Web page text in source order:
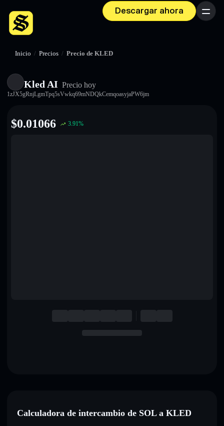
Descargar ahora Menú
Inicio / Precios / Precio de KLED
Kled AI Precio hoy
1zJX5gRnjLgmTpq5sVwkq69mNDQkCemqoasyjaPW6jm
$0.01066 3.91%
Calculadora de intercambio de SOL a KLED